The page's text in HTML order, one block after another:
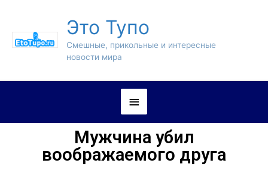
Это Тупо
Смешные, прикольные и интересные
новости мира
Мужчина убил
воображаемого друга